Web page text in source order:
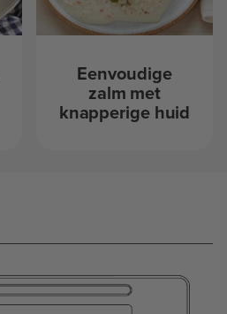
Eenvoudige
zalm met
knapperige huid